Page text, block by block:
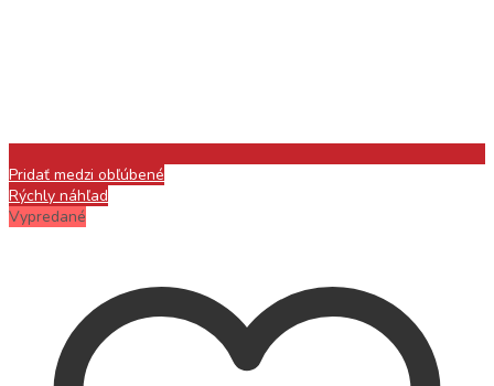
Pridať medzi obľúbené
Rýchly náhľad
Vypredané